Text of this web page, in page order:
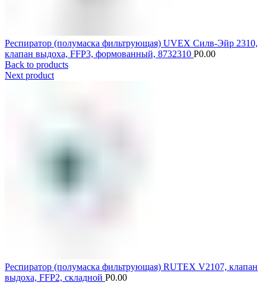
Респиратор (полумаска фильтрующая) UVEX Силв-Эйр 2310,
клапан выдоха, FFP3, формованный, 8732310 Р0.00
Back to products
Next product
Респиратор (полумаска фильтрующая) RUTEX V2107, клапан
выдоха, FFP2, складной Р0.00